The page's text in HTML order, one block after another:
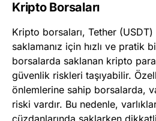
Kripto Borsaları
Kripto borsaları, Tether (USDT)
saklamanız için hızlı ve pratik
borsalarda saklanan kripto
güvenlik riskleri taşıyabilir.
önlemlerine sahip borsalarda,
riski vardır. Bu nedenle,